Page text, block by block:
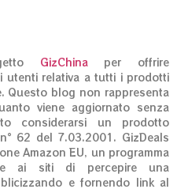
GizChinaper offrire
utenti relativa a tutti i prodotti
Questo blog non rappresenta
viene aggiornato senza
considerarsi un prodotto
62 del 7.03.2001. GizDeals
Amazon EU, un programma
ai siti di percepire una
e fornendo link al